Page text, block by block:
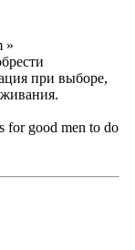
»
при выборе,
for good men to do